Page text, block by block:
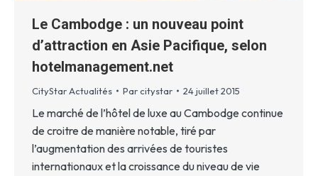
Le Cambodge : un nouveau point
d’attraction en Asie Pacifique, selon
hotelmanagement.net
CityStar Actualités Par citystar 24 juillet 2015
Le marché de l’hôtel de luxe au Cambodge continue
de croitre de manière notable, tiré par
l’augmentation des arrivées de touristes
internationaux et la croissance du niveau de vie